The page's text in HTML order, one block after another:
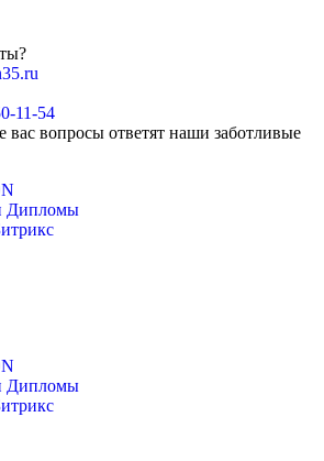
11-54
вопросы ответят наши заботливые
Дипломы
Дипломы